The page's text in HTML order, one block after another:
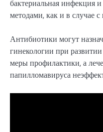
бактериальная инфекция
методами, как и в случае с
Антибиотики могут
гинекологии при
меры профилактики, а
папилломавируса